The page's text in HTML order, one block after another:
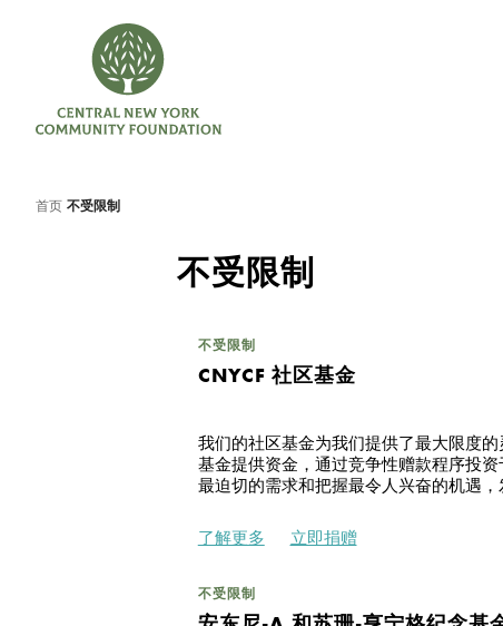
首页 不受限制
不受限制
不受限制
CNYCF 社区基金
我们的社区基金为我们提供了最大限度
基金提供资金，通过竞争性赠款程序投
最迫切的需求和把握最令人兴奋的机遇，
了解更多 立即捐赠
不受限制